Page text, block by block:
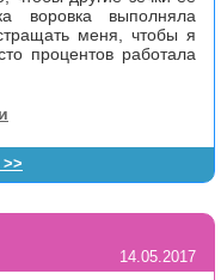
воровка выполняла
меня, чтобы я
процентов работала
14.05.2017